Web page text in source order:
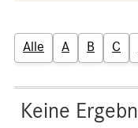
Alle A B C
Keine